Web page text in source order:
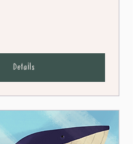
Details